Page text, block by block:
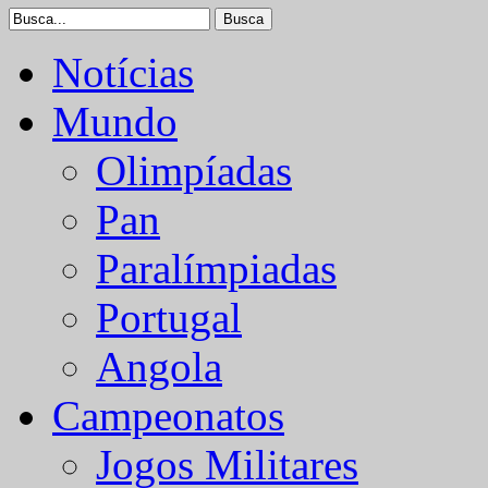
Notícias
Mundo
Olimpíadas
Pan
Paralímpiadas
Portugal
Angola
Campeonatos
Jogos Militares